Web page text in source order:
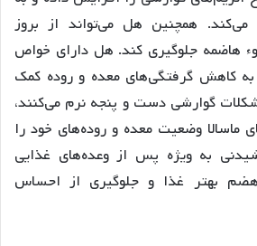
همچنین هل می‌تواند از بروز
هاضمه جلوگیری کند. هل دارای خواص
کاهش گرفتگی‌های معده و روده کمک
گوارشی دست و پنجه نرم می‌کنند،
ماسالا وضعیت معده و روده‌های خود را
به ویژه پس از وعده‌های غذایی
بهتر غذا و جلوگیری از احساس